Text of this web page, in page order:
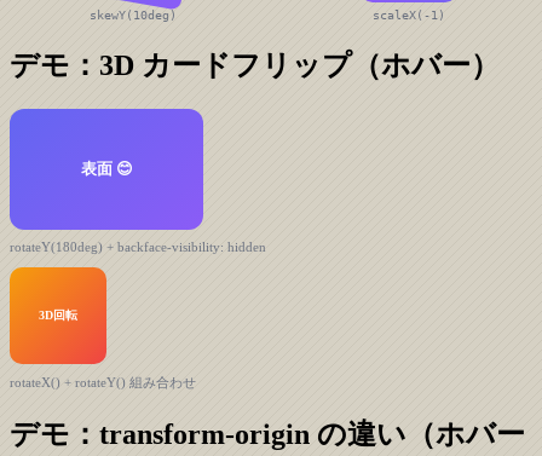
skewY(10deg) scaleX(-1)
デモ：3D カードフリップ（ホバー）
表面 😊
裏面 🎉
rotateY(180deg) + backface-visibility: hidden
3D回転
rotateX() + rotateY() 組み合わせ
デモ：transform-origin の違い（ホバー